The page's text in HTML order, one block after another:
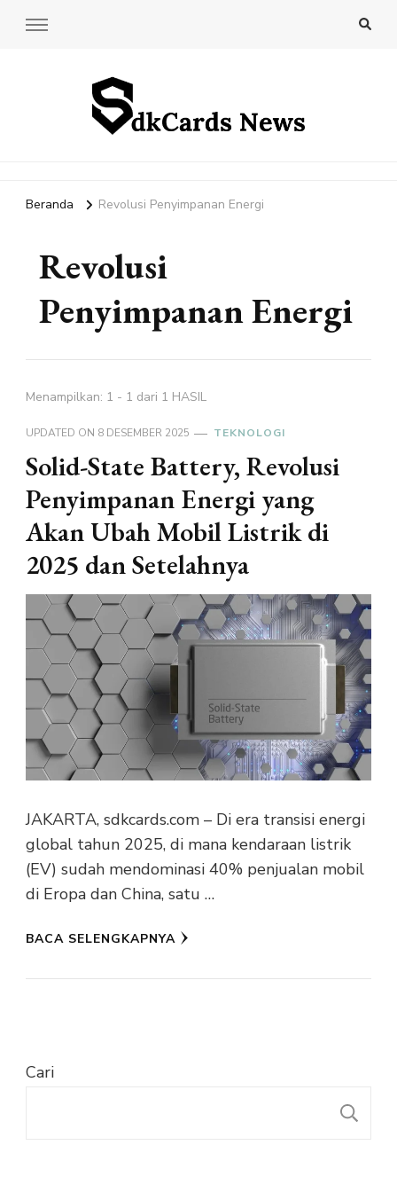
Beranda Revolusi Penyimpanan Energi
Revolusi
Penyimpanan Energi
Menampilkan: 1 - 1 dari 1 HASIL
UPDATED ON 8 DESEMBER 2025 TEKNOLOGI
Solid-State Battery, Revolusi
Penyimpanan Energi yang
Akan Ubah Mobil Listrik di
2025 dan Setelahnya
JAKARTA, sdkcards.com – Di era transisi energi
global tahun 2025, di mana kendaraan listrik
(EV) sudah mendominasi 40% penjualan mobil
di Eropa dan China, satu …
BACA SELENGKAPNYA
Cari